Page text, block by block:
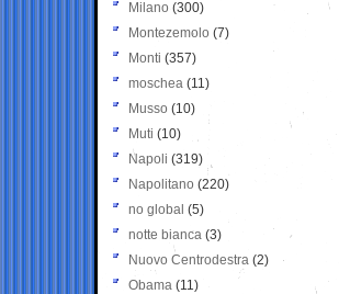
Milano (300)
Montezemolo (7)
Monti (357)
moschea (11)
Musso (10)
Muti (10)
Napoli (319)
Napolitano (220)
no global (5)
notte bianca (3)
Nuovo Centrodestra (2)
Obama (11)